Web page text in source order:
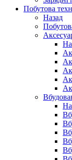
Побутова
Назад